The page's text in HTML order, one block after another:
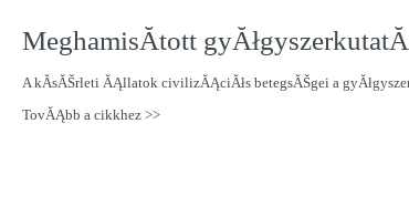
MeghamisĂ­tott
A kĂ­sĂŠrleti ĂĄllatok civilizĂĄciĂłs betegsĂŠgei a
TovĂĄbb a cikkhez >>